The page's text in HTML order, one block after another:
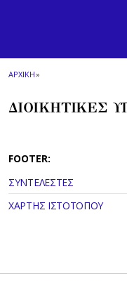
ΑΡΧΙΚΗ»
ΔΙΟΙΚΗΤΙΚΕΣ
FOOTER:
ΣΥΝΤΕΛΕΣΤΕΣ
ΧΑΡΤΗΣ ΙΣΤΟΤΟΠΟΥ